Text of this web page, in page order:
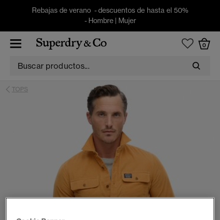
Rebajas de verano - descuentos de hasta el 50%
- Hombre| Mujer
0
TOPS